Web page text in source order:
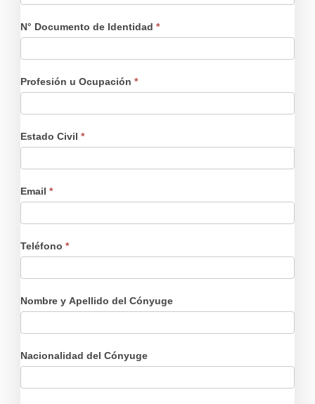
N° Documento de Identidad*
Profesión u Ocupación*
Estado Civil*
Email*
Teléfono*
Nombre y Apellido del Cónyuge
Nacionalidad del Cónyuge